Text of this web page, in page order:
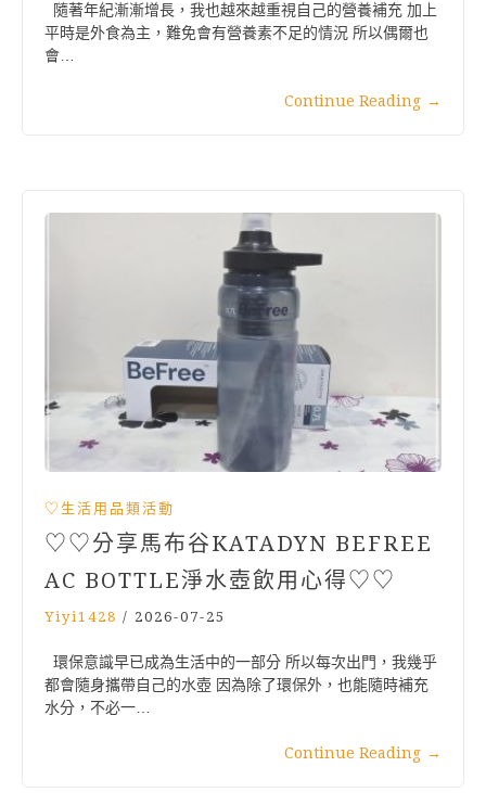
隨著年紀漸漸增長，我也越來越重視自己的營養補充 加上
平時是外食為主，難免會有營養素不足的情況 所以偶爾也
會…
Continue Reading →
♡生活用品類活動
♡♡分享馬布谷KATADYN BEFREE
AC BOTTLE淨水壺飲用心得♡♡
Yiyi1428 / 2026-07-25
環保意識早已成為生活中的一部分 所以每次出門，我幾乎
都會隨身攜帶自己的水壺 因為除了環保外，也能隨時補充
水分，不必一…
Continue Reading →